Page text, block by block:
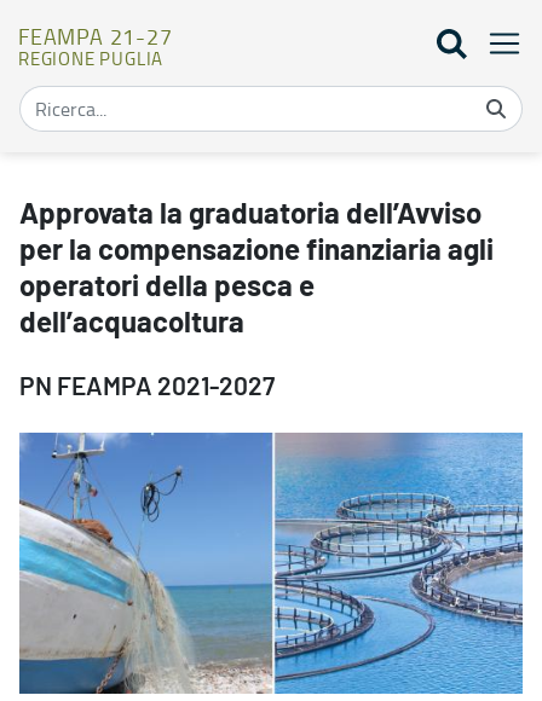
FEAMPA 21-27
REGIONE PUGLIA
Approvata la graduatoria dell’Avviso
per la compensazione finanziaria agli
operatori della pesca e
dell’acquacoltura
PN FEAMPA 2021-2027